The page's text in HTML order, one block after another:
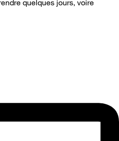
quelques jours, voire